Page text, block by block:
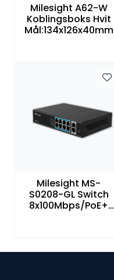
Milesight A62-W
Koblingsboks Hvit
Mål:134x126x40mm
Milesight MS-
S0208-GL Switch
8x100Mbps/PoE+